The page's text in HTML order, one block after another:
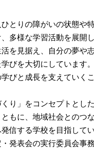
とりの障がいの状態や
多様な学習活動を展開し
を見据え、自分の夢や
びを大切にしています
びと成長を支えていく
り」をコンセプトとし
もに、地域社会とのつ
信する学校を目指して
発表会の実行委員会事